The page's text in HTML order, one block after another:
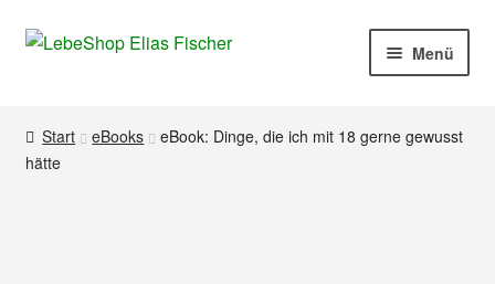
Zur
Zum
Menü
Mein Konto
Start eBooks
eBook: Dinge, die ich mit 18 gerne gewusst
hätte